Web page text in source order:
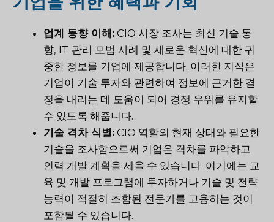
업계 동향 이해: CIO 시장 조사는 최신 기술 동
향, IT 관리 모범 사례 및 새로운 혁신에 대한 귀
중한 정보를 기업에 제공합니다. 이러한 지식은
기업이 기술 투자와 관련하여 정보에 근거한 결
정을 내리는 데 도움이 되어 경쟁 우위를 유지할
수 있도록 해줍니다.
기술 격차 식별: CIO 역할의 현재 상태와 필요한
기술을 조사함으로써 기업은 격차를 파악하고
인력 개발 계획을 세울 수 있습니다. 여기에는 교
육 및 개발 프로그램에 투자하거나 기술 및 전략
능력이 적절히 조합된 전문가를 고용하는 것이
포함될 수 있습니다.